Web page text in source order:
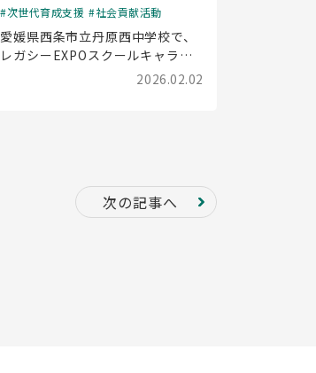
次世代育成支援 社会貢献活動
愛媛県西条市立丹原西中学校で、
レガシーEXPOスクールキャラバ
ン(出前授業)を実施しました2026.02.02
次の記事へ